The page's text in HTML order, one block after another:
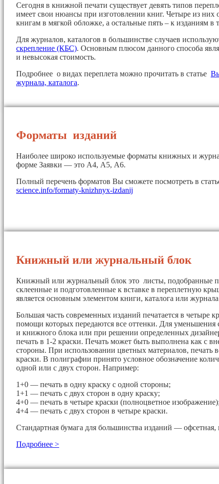
Сегодня в книжной печати существует девять типов
имеет свои нюансы при изготовлении книг. Четыре из них
книгам в мягкой обложке, а остальные пять – к изданиям в
Для журналов, каталогов в большинстве случаев
скрепление (КБС). Основным плюсом данного способа
и невысокая стоимость.
Подробнее о видах переплета можно прочитать в статье
журнала, каталога.
Форматы изданий
Наиболее широко используемые форматы книжных и
форме Заявки — это А4, А5, А6.
Полный перечень форматов Вы сможете посмотреть в
science.info/formaty-knizhnyx-izdanij
Книжный или журнальный блок
Книжный или журнальный блок это листы, подобранные
склеенные и подготовленные к вставке в переплетную
является основным элементом книги, каталога или
Большая часть современных изданий печатается в четыре
помощи которых передаются все оттенки. Для уменьшения
и книжного блока или при решении определенных
печать в 1-2 краски. Печать может быть выполнена как с
стороны. При использовании цветных материалов, печать
краски. В полиграфии принято условное обозначение
одной или с двух сторон. Например:
1+0 — печать в одну краску с одной стороны;
1+1 — печать с двух сторон в одну краску;
4+0 — печать в четыре краски (полноцветное
4+4 — печать с двух сторон в четыре краски.
Стандартная бумага для большинства изданий — офсетная,
Подробнее >